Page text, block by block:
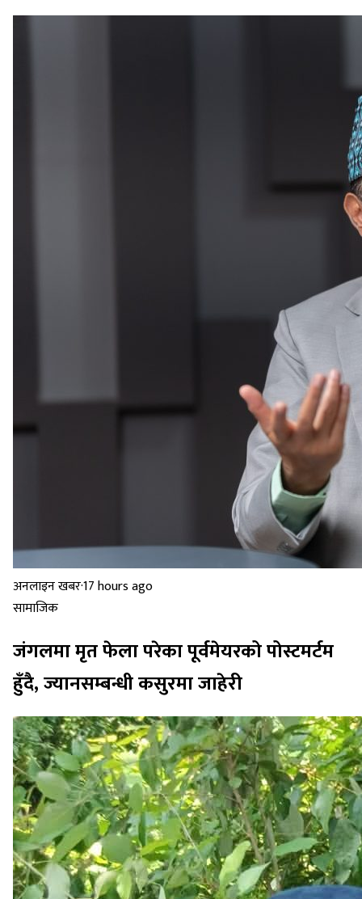
अनलाइन खबर·17 hours ago
सामाजिक
जंगलमा मृत फेला परेका पूर्वमेयरको पोस्टमर्टम
हुँदै, ज्यानसम्बन्धी कसुरमा जाहेरी